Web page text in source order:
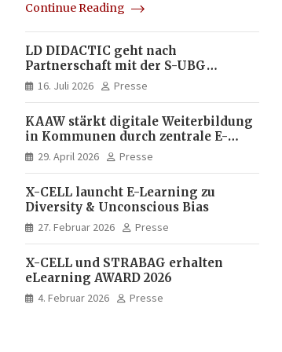
Continue Reading
LD DIDACTIC geht nach
Partnerschaft mit der S-UBG
vollständig in Unternehmerhand
16. Juli 2026 Presse
KAAW stärkt digitale Weiterbildung
in Kommunen durch zentrale E-
Learning Plattform von X-CELL
29. April 2026 Presse
X-CELL launcht E-Learning zu
Diversity & Unconscious Bias
27. Februar 2026 Presse
X-CELL und STRABAG erhalten
eLearning AWARD 2026
4. Februar 2026 Presse